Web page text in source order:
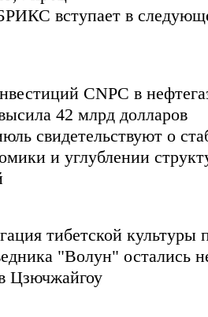
вступает в
CNPC в
42 млрд долларов
свидетельствуют о
и углублении
тибетской культуры
"Волун" остались
Цзючжайгоу